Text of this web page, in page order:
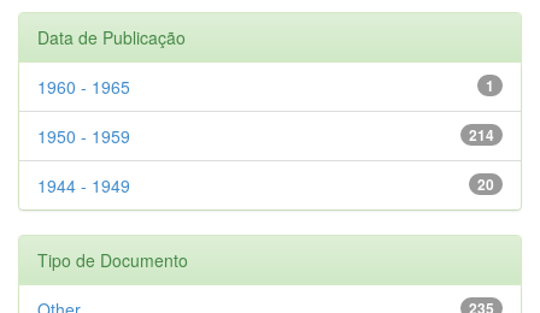
Data de Publicação
1
1960 - 1965
214
1950 - 1959
20
1944 - 1949
Tipo de Documento
235